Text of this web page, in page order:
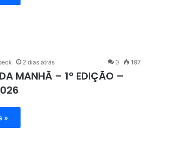
2 dias atrás 0 197
MANHÃ – 1° EDIÇÃO –
»